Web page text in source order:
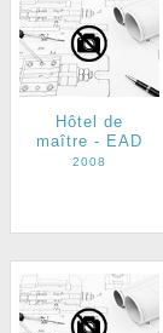
Hôtel de
maître - EAD
2008